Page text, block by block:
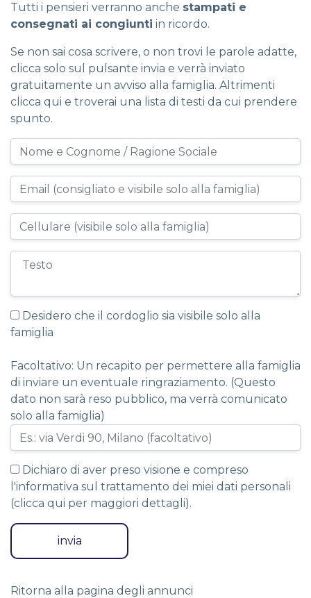
Tutti i pensieri verranno anche stampati e
consegnati ai congiunti in ricordo.
Se non sai cosa scrivere, o non trovi le parole adatte,
clicca solo sul pulsante invia e verrà inviato
gratuitamente un avviso alla famiglia. Altrimenti
clicca qui e troverai una lista di testi da cui prendere
spunto.
Desidero che il cordoglio sia visibile solo alla
famiglia
Facoltativo: Un recapito per permettere alla famiglia
di inviare un eventuale ringraziamento. (Questo
dato non sarà reso pubblico, ma verrà comunicato
solo alla famiglia)
Dichiaro di aver preso visione e compreso
l'informativa sul trattamento dei miei dati personali
(clicca qui per maggiori dettagli).
Ritorna alla pagina degli annunci